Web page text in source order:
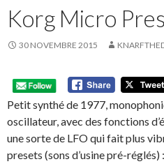
Korg Micro
30 NOVEMBRE 2015
Petit synthé de 1977,
oscillateur, avec des fonctions
une sorte de LFO qui fait plus
presets (sons d’usine pré-